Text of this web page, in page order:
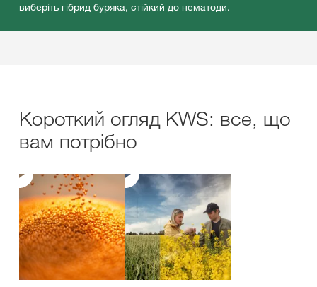
виберіть гібрид буряка, стійкий до нематоди.
Короткий огляд KWS: все, що
вам потрібно